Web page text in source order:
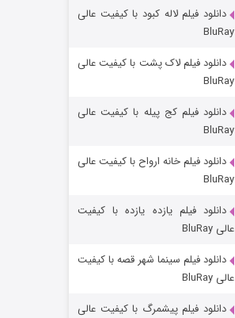
خاندان اژدها فصل ۳
دانلود فیلم لاله کبود با کیفیت عالی
BluRay
دانلود فیلم لاک پشت با کیفیت عالی
BluRay
دانلود فیلم کج‌ پیله با کیفیت عالی
BluRay
دانلود فیلم خانه ارواح با کیفیت عالی
BluRay
دانلود فیلم یازده یازده با کیفیت
عالی BluRay
دانلود فیلم سینما شهر قصه با کیفیت
عالی BluRay
دانلود فیلم پیشمرگ با کیفیت عالی